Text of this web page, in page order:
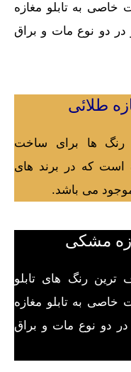
خاصی به تابلو مغازه
دو نوع مات و براق
طلائی
ها برای ساخت
است که در برند های
می باشد.
مشکی
رنگ های تابلو
خاصی به تابلو مغازه
دو نوع مات و براق